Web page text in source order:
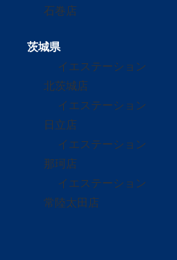
石巻店
茨城県
イエステーション
北茨城店
イエステーション
日立店
イエステーション
那珂店
イエステーション
常陸太田店